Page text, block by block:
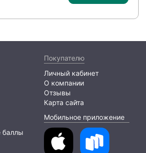
Покупателю
Личный кабинет
О компании
Отзывы
Карта сайта
баллы
Мобильное приложение